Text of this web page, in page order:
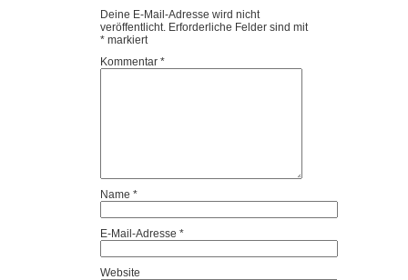
Deine E-Mail-Adresse wird nicht
veröffentlicht. Erforderliche Felder sind mit
* markiert
Kommentar *
Name *
E-Mail-Adresse *
Website